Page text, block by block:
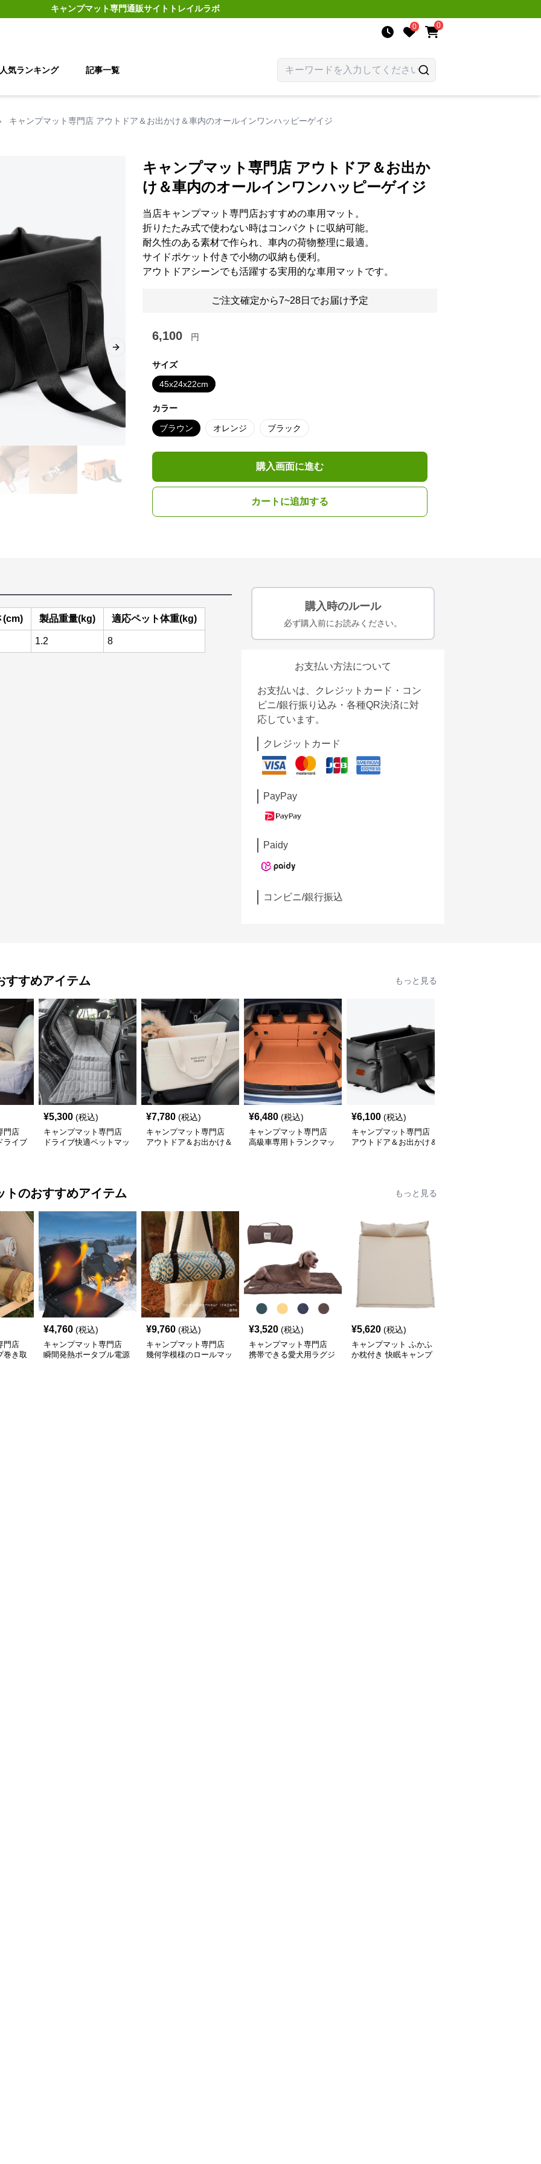
キャンプマット専門通販サイト トレイルラボ
0 0
人気ランキング 記事一覧
› キャンプマット専門店 アウトドア＆お出かけ＆車内のオールインワンハッピーゲイジ
Next slide
キャンプマット専門店 アウトドア＆お出か
け＆車内のオールインワンハッピーゲイジ
当店キャンプマット専門店おすすめの車用マット。
折りたたみ式で使わない時はコンパクトに収納可能。
耐久性のある素材で作られ、車内の荷物整理に最適。
サイドポケット付きで小物の収納も便利。
アウトドアシーンでも活躍する実用的な車用マットです。
ご注文確定から7~28日でお届け予定
6,100 円
サイズ
45x24x22cm
カラー
ブラウン オレンジ ブラック
購入画面に進む
カートに追加する
(cm) 製品重量(kg) 適応ペット体重(kg)
1.2 8
購入時のルール
必ず購入前にお読みください。
お支払い方法について
お支払いは、クレジットカード・コン
ビニ/銀行振り込み・各種QR決済に対
応しています。
クレジットカード
PayPay
Paidy
コンビニ/銀行振込
すすめアイテム もっと見る
門店
ライブ
¥5,300 (税込)
キャンプマット専門店
ドライブ快適ペットマッ
¥7,780 (税込)
キャンプマット専門店
アウトドア＆お出かけ＆
¥6,480 (税込)
キャンプマット専門店
高級車専用トランクマッ
¥6,100 (税込)
キャンプマット専門店
アウトドア＆お出かけ＆
トのおすすめアイテム もっと見る
門店
巻き取
¥4,760 (税込)
キャンプマット専門店
瞬間発熱ポータブル電源
¥9,760 (税込)
キャンプマット専門店
幾何学模様のロールマッ
¥3,520 (税込)
キャンプマット専門店
携帯できる愛犬用ラグジ
¥5,620 (税込)
キャンプマット ふかふ
か枕付き 快眠キャンプ